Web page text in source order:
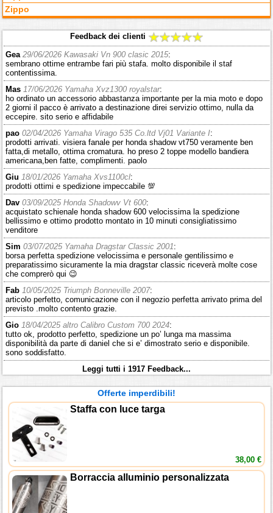
Zippo
Feedback dei clienti
Gea 29/06/2026 Kawasaki Vn 900 clasic 2015:
sembrano ottime entrambe fari più stafa. molto disponibile il staf
contentissima.
Mas 17/06/2026 Yamaha Xvz1300 royalstar:
ho ordinato un accessorio abbastanza importante per la mia moto e dopo
2 giorni il pacco è arrivato a destinazione direi servizio ottimo, nulla da
eccepire. sito serio e affidabile
pao 02/04/2026 Yamaha Virago 535 Co.ltd Vj01 Variante I:
prodotti arrivati. visiera fanale per honda shadow vt750 veramente ben
fatta,di metallo, ottima cromatura. ho preso 2 toppe modello bandiera
americana,ben fatte, complimenti. paolo
Giu 18/01/2026 Yamaha Xvs1100cl:
prodotti ottimi e spedizione impeccabile 💯
Dav 03/09/2025 Honda Shadowv Vt 600:
acquistato schienale honda shadow 600 velocissima la spedizione
bellissimo e ottimo prodotto montato in 10 minuti consigliatissimo
venditore
Sim 03/07/2025 Yamaha Dragstar Classic 2001:
borsa perfetta spedizione velocissima e personale gentilissimo e
preparatissimo sicuramente la mia dragstar classic riceverà molte cose
che comprerò qui 😉
Fab 10/05/2025 Triumph Bonneville 2007:
articolo perfetto, comunicazione con il negozio perfetta arrivato prima del
previsto .molto contento grazie.
Gio 18/04/2025 altro Calibro Custom 700 2024:
tutto ok, prodotto perfetto, spedizione un po’ lunga ma massima
disponibilità da parte di daniel che si e’ dimostrato serio e disponibile.
sono soddisfatto.
Leggi tutti i 1917 Feedback...
Offerte imperdibili!
Staffa con luce targa
38,00 €
Borraccia alluminio personalizzata